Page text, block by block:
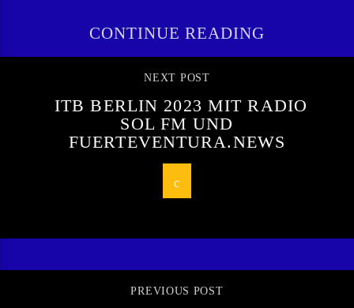
CONTINUE READING
NEXT POST
ITB BERLIN 2023 MIT RADIO
SOL FM UND
FUERTEVENTURA.NEWS
PREVIOUS POST